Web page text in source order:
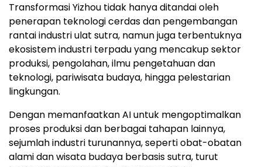
Transformasi Yizhou tidak hanya ditandai oleh
penerapan teknologi cerdas dan pengembangan
rantai industri ulat sutra, namun juga terbentuknya
ekosistem industri terpadu yang mencakup sektor
produksi, pengolahan, ilmu pengetahuan dan
teknologi, pariwisata budaya, hingga pelestarian
lingkungan.
Dengan memanfaatkan AI untuk mengoptimalkan
proses produksi dan berbagai tahapan lainnya,
sejumlah industri turunannya, seperti obat-obatan
alami dan wisata budaya berbasis sutra, turut